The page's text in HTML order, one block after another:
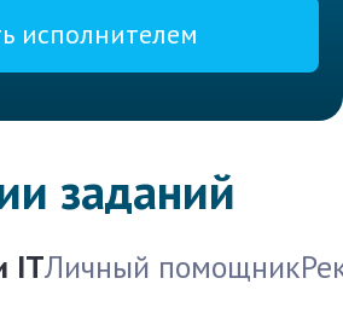
исполнителем
заданий
ITЛичный помощник